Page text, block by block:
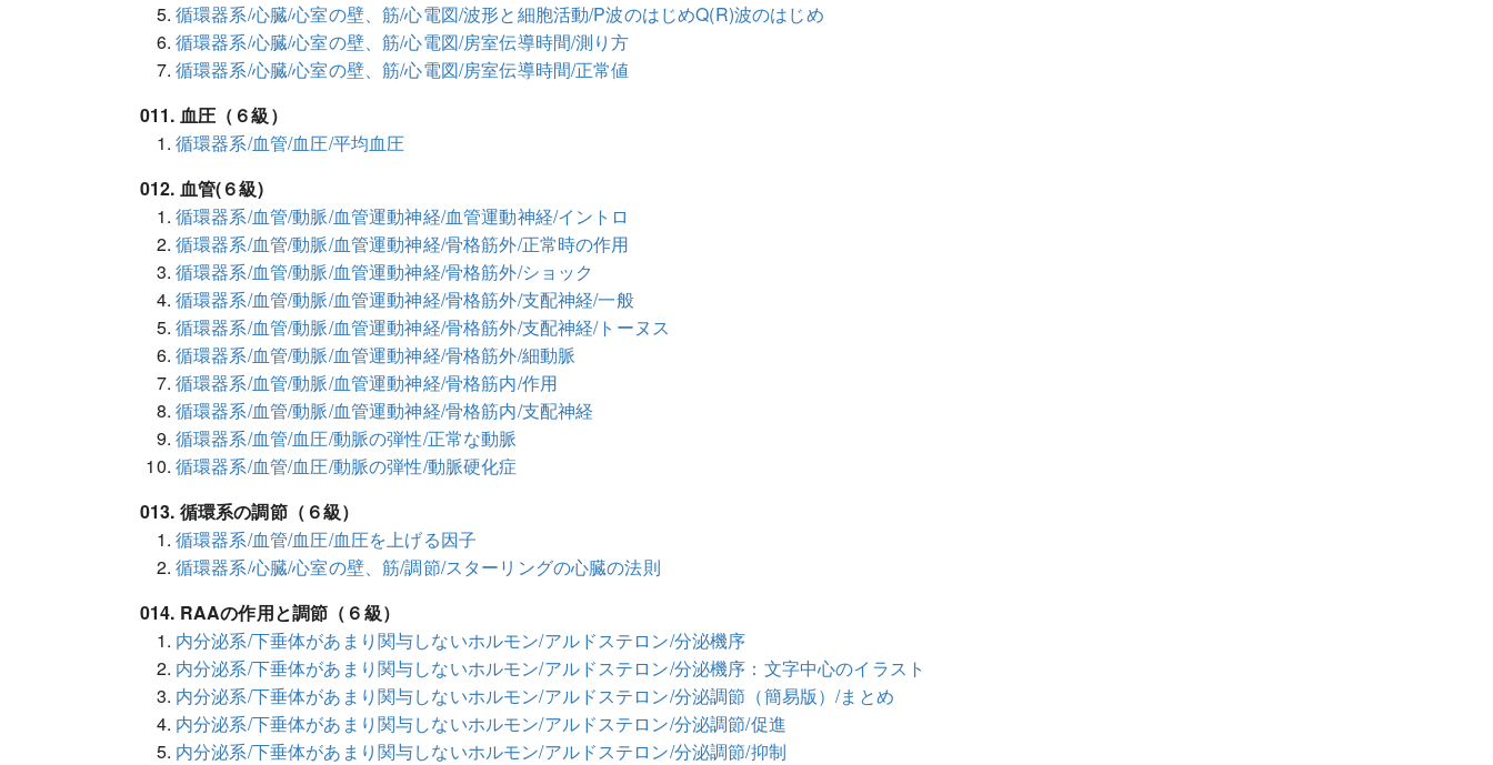
循環器系/心臓/心室の壁、筋/心電図/波形と細胞活動/P波のはじめQ(R)波のはじめ
循環器系/心臓/心室の壁、筋/心電図/房室伝導時間/測り方
循環器系/心臓/心室の壁、筋/心電図/房室伝導時間/正常値
011. 血圧（６級）
循環器系/血管/血圧/平均血圧
012. 血管(６級)
循環器系/血管/動脈/血管運動神経/血管運動神経/イントロ
循環器系/血管/動脈/血管運動神経/骨格筋外/正常時の作用
循環器系/血管/動脈/血管運動神経/骨格筋外/ショック
循環器系/血管/動脈/血管運動神経/骨格筋外/支配神経/一般
循環器系/血管/動脈/血管運動神経/骨格筋外/支配神経/トーヌス
循環器系/血管/動脈/血管運動神経/骨格筋外/細動脈
循環器系/血管/動脈/血管運動神経/骨格筋内/作用
循環器系/血管/動脈/血管運動神経/骨格筋内/支配神経
循環器系/血管/血圧/動脈の弾性/正常な動脈
循環器系/血管/血圧/動脈の弾性/動脈硬化症
013. 循環系の調節（６級）
循環器系/血管/血圧/血圧を上げる因子
循環器系/心臓/心室の壁、筋/調節/スターリングの心臓の法則
014. RAAの作用と調節（６級）
内分泌系/下垂体があまり関与しないホルモン/アルドステロン/分泌機序
内分泌系/下垂体があまり関与しないホルモン/アルドステロン/分泌機序：文字中心のイラスト
内分泌系/下垂体があまり関与しないホルモン/アルドステロン/分泌調節（簡易版）/まとめ
内分泌系/下垂体があまり関与しないホルモン/アルドステロン/分泌調節/促進
内分泌系/下垂体があまり関与しないホルモン/アルドステロン/分泌調節/抑制